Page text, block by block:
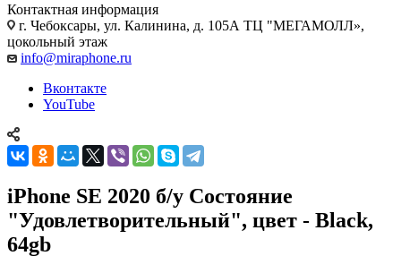
Контактная информация
г. Чебоксары, ул. Калинина, д. 105А ТЦ "МЕГАМОЛЛ»,
цокольный этаж
info@miraphone.ru
Вконтакте
YouTube
iPhone SE 2020 б/у Состояние
"Удовлетворительный", цвет - Black,
64gb